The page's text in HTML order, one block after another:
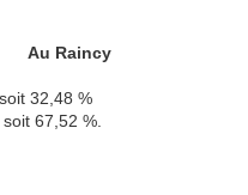
Au Raincy
32,48 %
67,52 %.